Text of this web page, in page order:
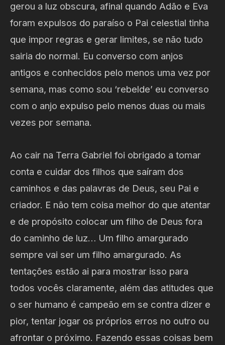
gerou a luz obscura, afinal quando Adão e Eva
foram expulsos do paraíso o Pai celestial tinha
que impor regras e gerar limites, se não tudo
sairia do normal. Eu converso com anjos
antigos e conhecidos pelo menos uma vez por
semana, mas como sou ‘rebelde’ eu converso
com o anjo expulso pelo menos duas ou mais
vezes por semana.
Ao cair na Terra Gabriel foi obrigado a tomar
conta e cuidar dos filhos que saíram dos
caminhos e das palavras de Deus, seu Pai e
criador. E não tem coisa melhor do que atentar
e de propósito colocar um filho de Deus fora
do caminho de luz… Um filho amargurado
sempre vai ser um filho amargurado. As
tentações estão ai para mostrar isso para
todos vocês claramente, além das atitudes que
o ser humano é campeão em se contra dizer e
pior, tentar jogar os próprios erros no outro ou
afrontar o próximo. Fazendo essas coisas bem